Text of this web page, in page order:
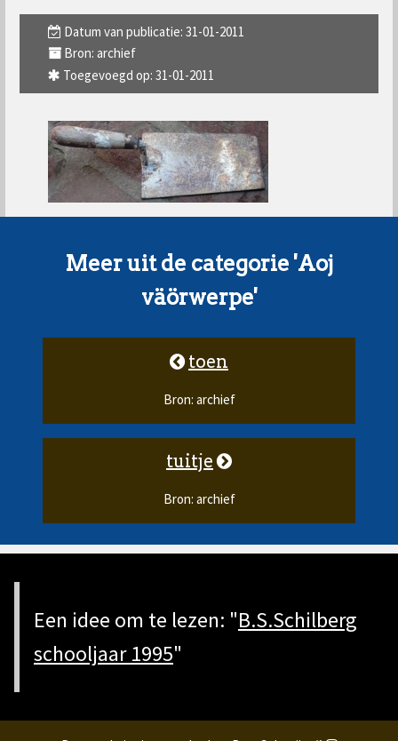
Datum van publicatie: 31-01-2011
Bron: archief
Toegevoegd op: 31-01-2011
Meer uit de categorie 'Aoj
väörwerpe'
toen
Bron: archief
tuitje
Bron: archief
Een idee om te lezen: "B.S.Schilberg
schooljaar 1995"